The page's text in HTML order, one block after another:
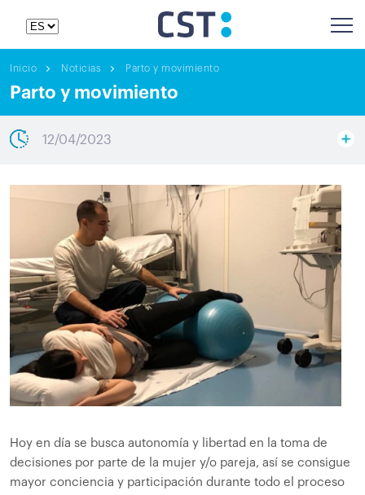
Inicio Noticias Parto y movimiento
Parto y movimiento
12/04/2023
Hoy en día se busca autonomía y libertad en la toma de
decisiones por parte de la mujer y/o pareja, así se consigue
mayor conciencia y participación durante todo el proceso